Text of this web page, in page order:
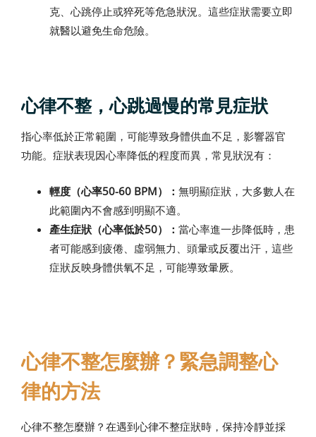
克、心跳停止或猝死等危急狀況。這些症狀需要立即
就醫以避免生命危險。
心律不整，心跳過慢的常見症狀
指心率低於正常範圍，可能導致身體供血不足，影響器官
功能。症狀表現因心率降低的程度而異，常見狀況有：
輕度（心率50-60 BPM）： 無明顯症狀，大多數人在
此範圍內不會感到明顯不適。
產生症狀（心率低於50）： 當心率進一步降低時，患
者可能感到疲倦、虛弱無力、頭暈或反覆出汗，這些
症狀反映身體供氧不足，可能導致暈厥。
心律不整怎麼辦？緊急調整心
律的方法
心律不整怎麼辦？在遇到心律不整症狀時，保持冷靜並採